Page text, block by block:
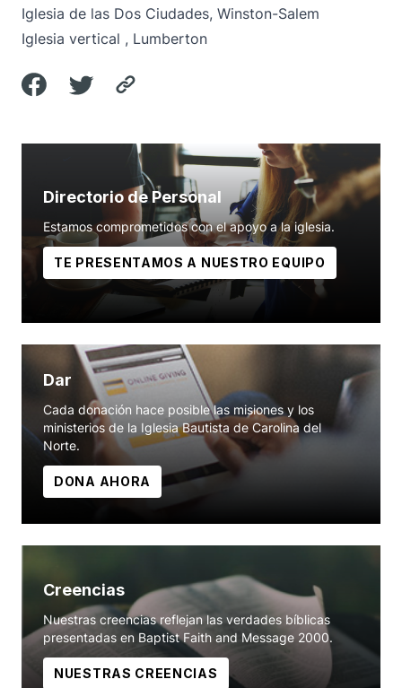
Iglesia de las Dos Ciudades, Winston-Salem
Iglesia vertical , Lumberton
Directorio de Personal
Estamos comprometidos con el apoyo a la iglesia.
TE PRESENTAMOS A NUESTRO EQUIPO
Dar
Cada donación hace posible las misiones y los
ministerios de la Iglesia Bautista de Carolina del
Norte.
DONA AHORA
Creencias
Nuestras creencias reflejan las verdades bíblicas
presentadas en Baptist Faith and Message 2000.
NUESTRAS CREENCIAS